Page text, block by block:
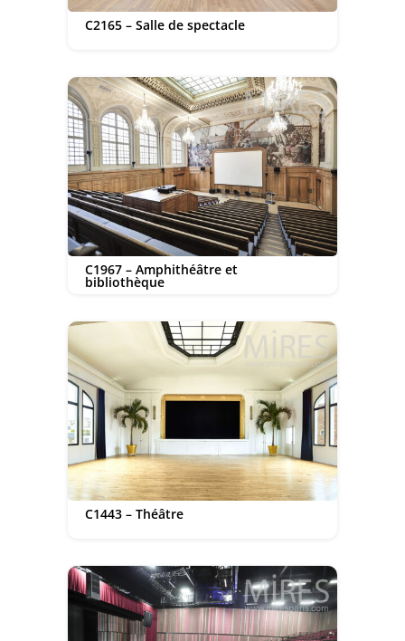
C2165 – Salle de spectacle
C1967 – Amphithéâtre et
bibliothèque
C1443 – Théâtre